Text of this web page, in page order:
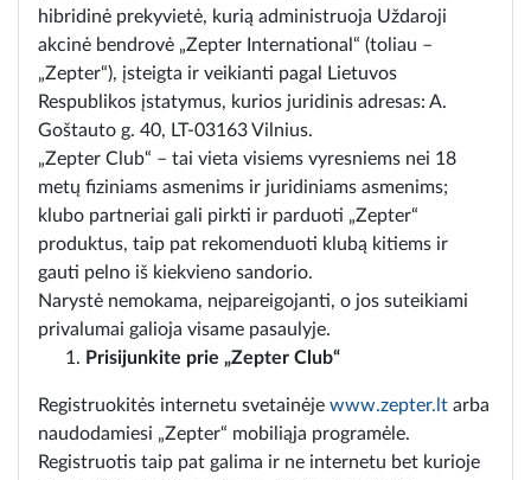
hibridinė prekyvietė, kurią administruoja Uždaroji
akcinė bendrovė „Zepter International“ (toliau –
„Zepter“), įsteigta ir veikianti pagal Lietuvos
Respublikos įstatymus, kurios juridinis adresas: A.
Goštauto g. 40, LT-03163 Vilnius.
„Zepter Club“ – tai vieta visiems vyresniems nei 18
metų fiziniams asmenims ir juridiniams asmenims;
klubo partneriai gali pirkti ir parduoti „Zepter“
produktus, taip pat rekomenduoti klubą kitiems ir
gauti pelno iš kiekvieno sandorio.
Narystė nemokama, neįpareigojanti, o jos suteikiami
privalumai galioja visame pasaulyje.
Prisijunkite prie „Zepter Club“
Registruokitės internetu svetainėje www.zepter.lt arba
naudodamiesi „Zepter“ mobiliąja programėle.
Registruotis taip pat galima ir ne internetu bet kurioje